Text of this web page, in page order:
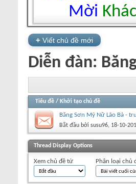
Mời
+ Viết chủ đề mới
Diễn đàn:
Tiêu đề / Khởi tạo chủ đề
Băng Sơn Mỹ Nữ Lão Bà -
Bắt đầu bởi susu96‎, 18-10-
+Viết chủ đề mới
Thread Display Options
Xem chủ đề từ Phân loại chủ